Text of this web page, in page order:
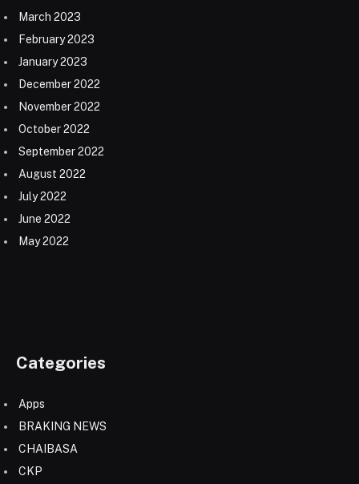
March 2023
February 2023
January 2023
December 2022
November 2022
October 2022
September 2022
August 2022
July 2022
June 2022
May 2022
Categories
Apps
BRAKING NEWS
CHAIBASA
CKP